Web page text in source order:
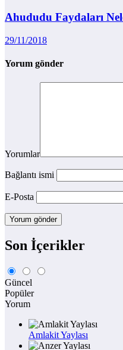
Ahududu Faydaları
29/11/2018
Yorum gönder
Yorumlar
Bağlantı ismi
E-Posta
Son İçerikler
Güncel
Popüler
Yorum
Amlakit Yaylası